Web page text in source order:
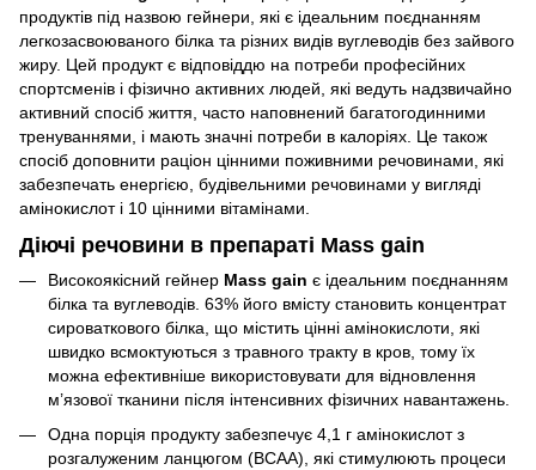
продуктів під назвою гейнери, які є ідеальним поєднанням
легкозасвоюваного білка та різних видів вуглеводів без зайвого
жиру. Цей продукт є відповіддю на потреби професійних
спортсменів і фізично активних людей, які ведуть надзвичайно
активний спосіб життя, часто наповнений багатогодинними
тренуваннями, і мають значні потреби в калоріях. Це також
спосіб доповнити раціон цінними поживними речовинами, які
забезпечать енергією, будівельними речовинами у вигляді
амінокислот і 10 цінними вітамінами.
Діючі речовини в препараті Mass gain
Високоякісний гейнер Mass gain є ідеальним поєднанням
білка та вуглеводів. 63% його вмісту становить концентрат
сироваткового білка, що містить цінні амінокислоти, які
швидко всмоктуються з травного тракту в кров, тому їх
можна ефективніше використовувати для відновлення
м’язової тканини після інтенсивних фізичних навантажень.
Одна порція продукту забезпечує 4,1 г амінокислот з
розгалуженим ланцюгом (BCAA), які стимулюють процеси